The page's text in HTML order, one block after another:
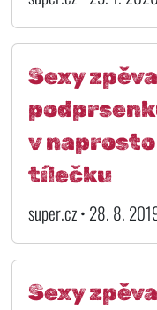
Sexy
v
tílečku
super.cz • 28. 8.
Sexy